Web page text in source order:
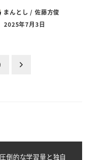
まんとし / 佐藤方俊
2025年7月3日
的な学習量と独自